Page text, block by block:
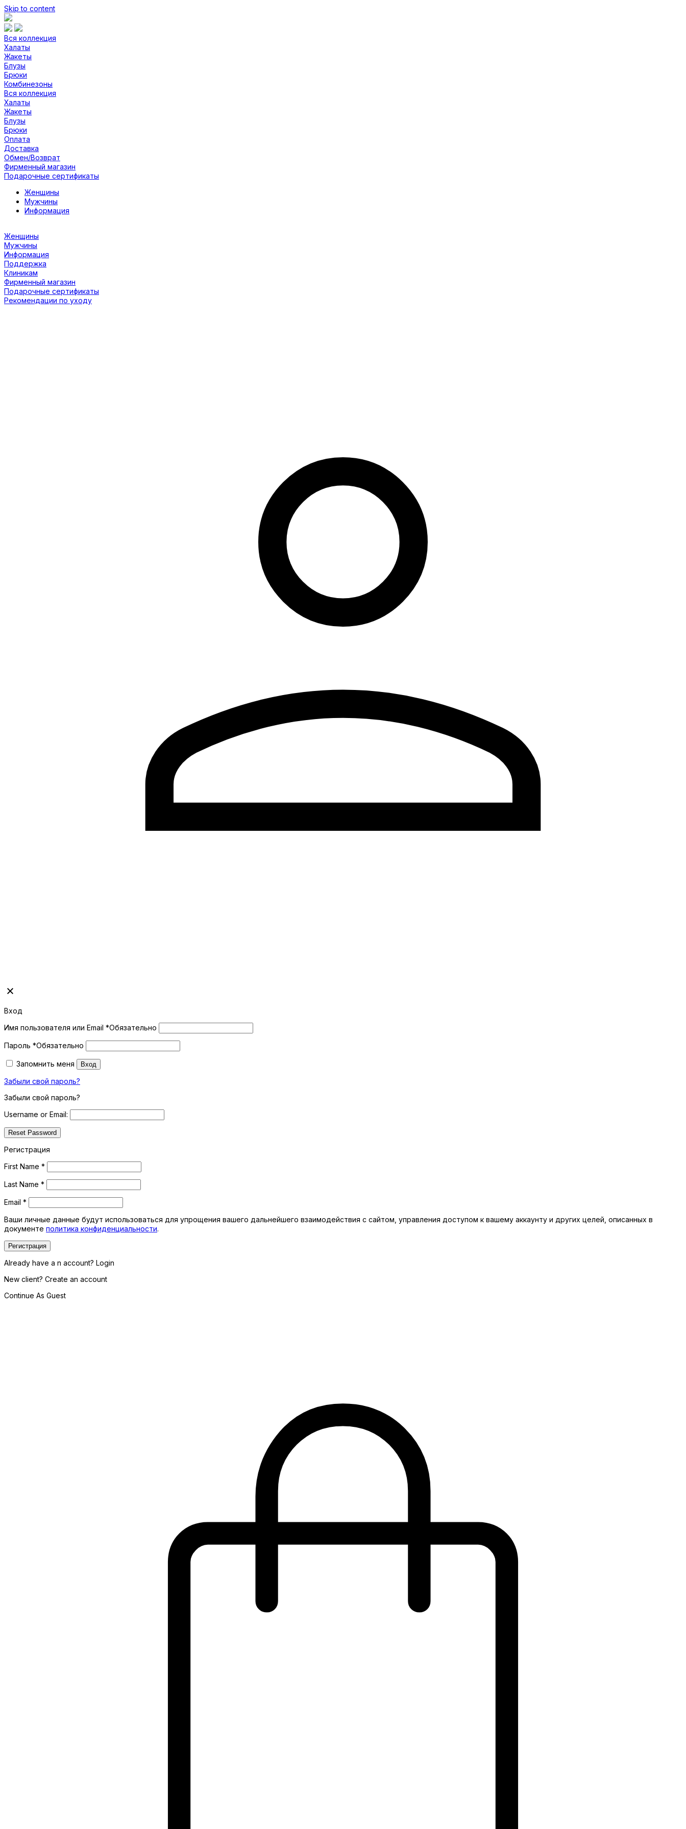
Skip to content
Вся коллекция
Халаты
Жакеты
Блузы
Брюки
Комбинезоны
Вся коллекция
Халаты
Жакеты
Блузы
Брюки
Оплата
Доставка
Обмен/Возврат
Фирменный магазин
Подарочные сертификаты
Женщины
Мужчины
Информация
Женщины
Мужчины
Информация
Поддержка
Клиникам
Фирменный магазин
Подарочные сертификаты
Рекомендации по уходу
Вход
Имя пользователя или Email *Обязательно
Пароль *Обязательно
Запомнить меня Вход
Забыли свой пароль?
Забыли свой пароль?
Username or Email:
Регистрация
First Name *
Last Name *
Email *
Ваши личные данные будут использоваться для упрощения вашего дальнейшего взаимодействия с сайтом, управления доступом к вашему аккаунту и других целей, описанных в
документе политика конфиденциальности.
Регистрация
Already have a n account? Login
New client? Create an account
Continue As Guest